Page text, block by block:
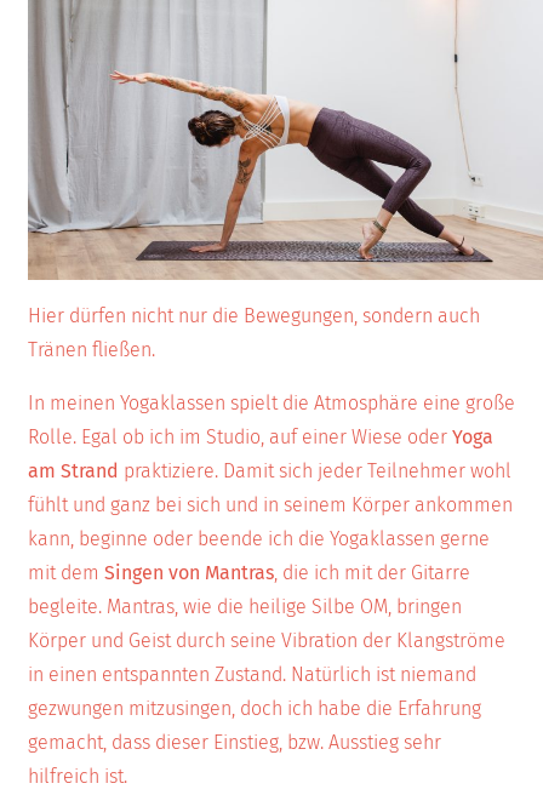
Hier dürfen nicht nur die Bewegungen, sondern auch
Tränen fließen.
In meinen Yogaklassen spielt die Atmosphäre eine große
Rolle. Egal ob ich im Studio, auf einer Wiese oder Yoga
am Strand praktiziere. Damit sich jeder Teilnehmer wohl
fühlt und ganz bei sich und in seinem Körper ankommen
kann, beginne oder beende ich die Yogaklassen gerne
mit dem Singen von Mantras, die ich mit der Gitarre
begleite. Mantras, wie die heilige Silbe OM, bringen
Körper und Geist durch seine Vibration der Klangströme
in einen entspannten Zustand. Natürlich ist niemand
gezwungen mitzusingen, doch ich habe die Erfahrung
gemacht, dass dieser Einstieg, bzw. Ausstieg sehr
hilfreich ist.